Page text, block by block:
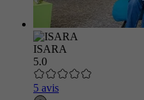
ISARA
5.0
5 avis